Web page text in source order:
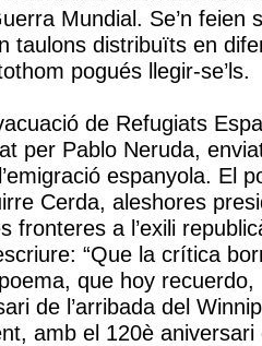
Mundial. Se’n feien
taulons distribuïts en
pogués llegir-se’ls.
de Refugiats
per Pablo Neruda,
espanyola. El
Cerda, aleshores
fronteres a l’exili
“Que la crítica
que hoy
de l’arribada del
amb el 120è